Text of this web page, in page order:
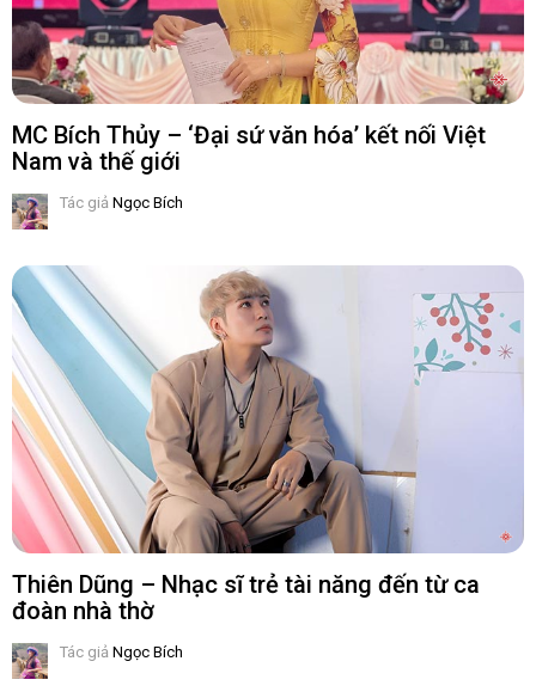
MC Bích Thủy – ‘Đại sứ văn hóa’ kết nối Việt
Nam và thế giới
Tác giả Ngọc Bích
Thiên Dũng – Nhạc sĩ trẻ tài năng đến từ ca
đoàn nhà thờ
Tác giả Ngọc Bích